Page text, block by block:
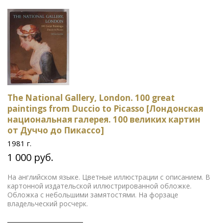
The National Gallery, London. 100 great
paintings from Duccio to Picasso [Лондонская
национальная галерея. 100 великих картин
от Дуччо до Пикассо]
1981 г.
1 000 руб.
На английском языке. Цветные иллюстрации с описанием. В
картонной издательской иллюстрированной обложке.
Обложка с небольшими замятостями. На форзаце
владельческий росчерк.